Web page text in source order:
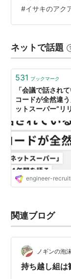
ディベロッパー
イオンモール
ヤモンドシティ
ロック開発
銀行・金融
イオン銀行
イオンクレジ
資材・自動販売
チェルト
シネマコンプレ
イオンシネマ
など
ーンズから配送
にメールが入
#イサキのアク
ネットで話題
531 ブックマーク
「会議で話され
コードが全然違
ットスーパー”リ
ー | AEON TECH
プのエンジニア
ウンドメディア
engineer-
関連ブログ
ノギンの泡
持ち越し組